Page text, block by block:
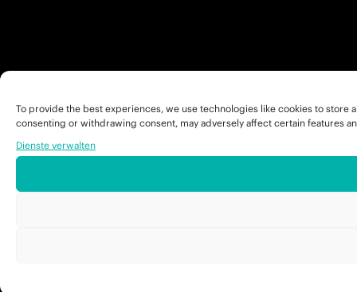
To provide the best experiences, we use technologies like cookies to
consenting or withdrawing consent, may adversely affect certain features
Dienste verwalten